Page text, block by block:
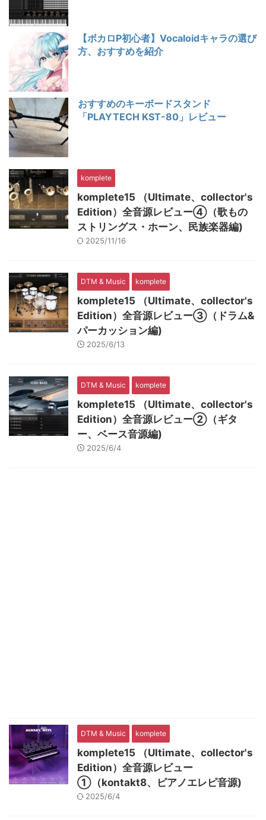
【ボカロP初心者】Vocaloidキャラの選び
方、おすすめを紹介
おすすめのキーボードスタンド
「PLAYTECH KST-80」レビュー
komplete
komplete15 （Ultimate、collector's
Edition）全音源レビュー④（歌もの
ストリングス・ホーン、民族楽器編)
2025/11/16
DTM & Music komplete
komplete15 （Ultimate、collector's
Edition）全音源レビュー③（ドラム&
パーカッション編)
2025/6/13
DTM & Music komplete
komplete15 （Ultimate、collector's
Edition）全音源レビュー②（ギタ
ー、ベース音源編)
2025/6/4
DTM & Music komplete
komplete15 （Ultimate、collector's
Edition）全音源レビュー
①（kontakt8、ピアノエレピ音源)
2025/6/4